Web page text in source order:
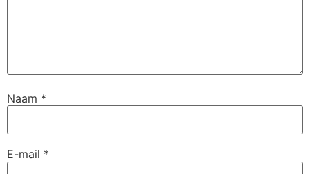
Naam *
E-mail *